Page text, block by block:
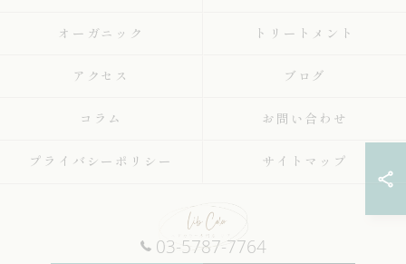
03-5787-7764
オーガニック トリートメント
アクセス ブログ
コラム お問い合わせ
プライバシーポリシー サイトマップ